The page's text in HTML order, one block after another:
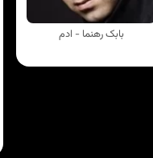
بابک رهنما - ادم